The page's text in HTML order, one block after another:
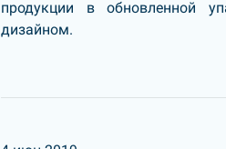
продукции в обновленной
дизайном.